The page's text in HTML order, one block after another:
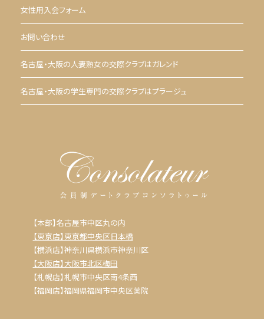
【本部】名古屋市中区丸の内
【東京店】東京都中央区日本橋
【横浜店】神奈川県横浜市神奈川区
【大阪店】大阪市北区梅田
【札幌店】札幌市中央区南4条西
【福岡店】福岡県福岡市中央区薬院
女性用入会フォーム
お問い合わせ
名古屋・大阪の人妻熟女の交際クラブはガレンド
名古屋・大阪の学生専門の交際クラブはプラージュ